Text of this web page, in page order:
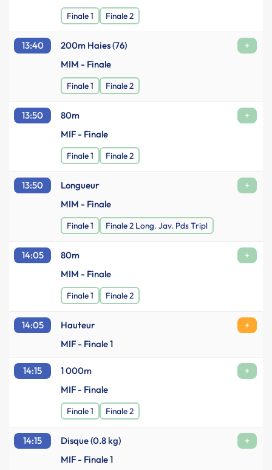
Finale 1 Finale 2
13:40 200m Haies (76)
+
MIM - Finale
Finale 1 Finale 2
13:50 80m
+
MIF - Finale
Finale 1 Finale 2
13:50 Longueur
+
MIM - Finale
Finale 1 Finale 2 Long. Jav. Pds Tripl
14:05 80m
+
MIM - Finale
Finale 1 Finale 2
14:05 Hauteur
+
MIF - Finale 1
14:15 1 000m
+
MIF - Finale
Finale 1 Finale 2
14:15 Disque (0.8 kg)
+
MIF - Finale 1